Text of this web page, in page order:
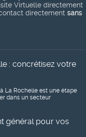
Virtuelle directement
directement sans
: concrétisez votre
La Rochelle est une étape
dans un secteur
général pour vos